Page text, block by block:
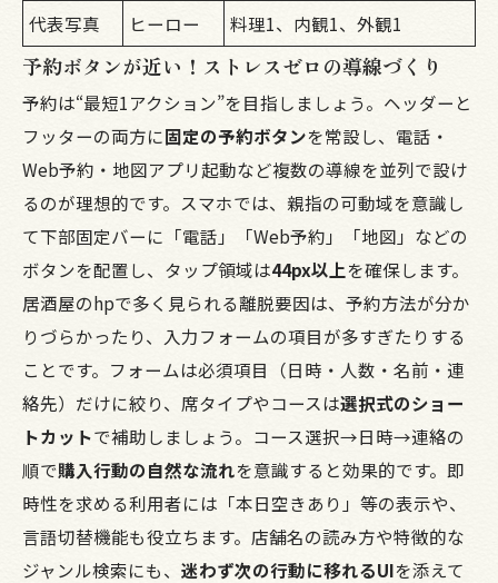
代表写真
ヒーロー 料理1、内観1、外観1
予約ボタンが近い！ストレスゼロの導線づくり
予約は“最短1アクション”を目指しましょう。ヘッダーと
フッターの両方に固定の予約ボタンを常設し、電話・
Web予約・地図アプリ起動など複数の導線を並列で設け
るのが理想的です。スマホでは、親指の可動域を意識し
て下部固定バーに「電話」「Web予約」「地図」などの
ボタンを配置し、タップ領域は44px以上を確保します。
居酒屋のhpで多く見られる離脱要因は、予約方法が分か
りづらかったり、入力フォームの項目が多すぎたりする
ことです。フォームは必須項目（日時・人数・名前・連
絡先）だけに絞り、席タイプやコースは選択式のショー
トカットで補助しましょう。コース選択→日時→連絡の
順で購入行動の自然な流れを意識すると効果的です。即
時性を求める利用者には「本日空きあり」等の表示や、
言語切替機能も役立ちます。店舗名の読み方や特徴的な
ジャンル検索にも、 迷わず次の行動に移れるUIを添えて